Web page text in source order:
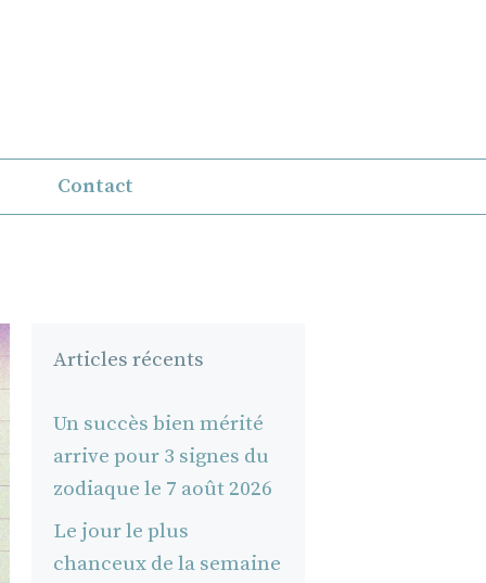
Contact
Articles récents
Un succès bien mérité
arrive pour 3 signes du
zodiaque le 7 août 2026
Le jour le plus
chanceux de la semaine